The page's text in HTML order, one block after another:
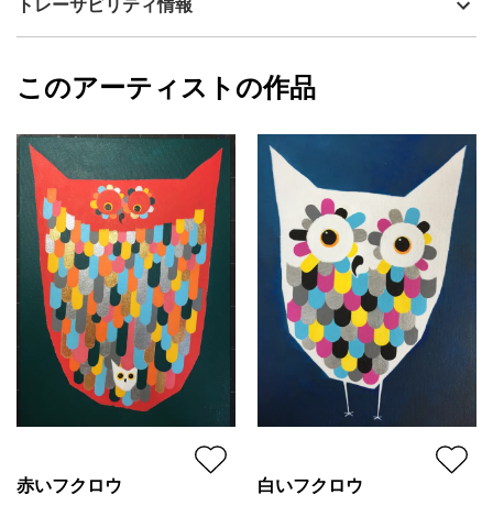
カラー
カラフル
青
ジャンル
動物・生き物
配送目安
二週間以内
るように工夫しました。
に対する好奇心と、知的なユーモアを湛えているかのようにも見
えます。
間に明るさと遊び心をもたらすでしょう。
フォローする
トレーサビリティ情報
タカハシ タダシ
このアーティストの作品
赤いフクロウ 白いフクロウ